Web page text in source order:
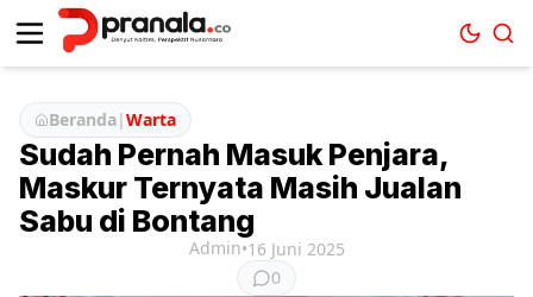
Beranda|Warta
Sudah Pernah Masuk Penjara,
Maskur Ternyata Masih Jualan
Sabu di Bontang
Admin•16 Juni 2025
0